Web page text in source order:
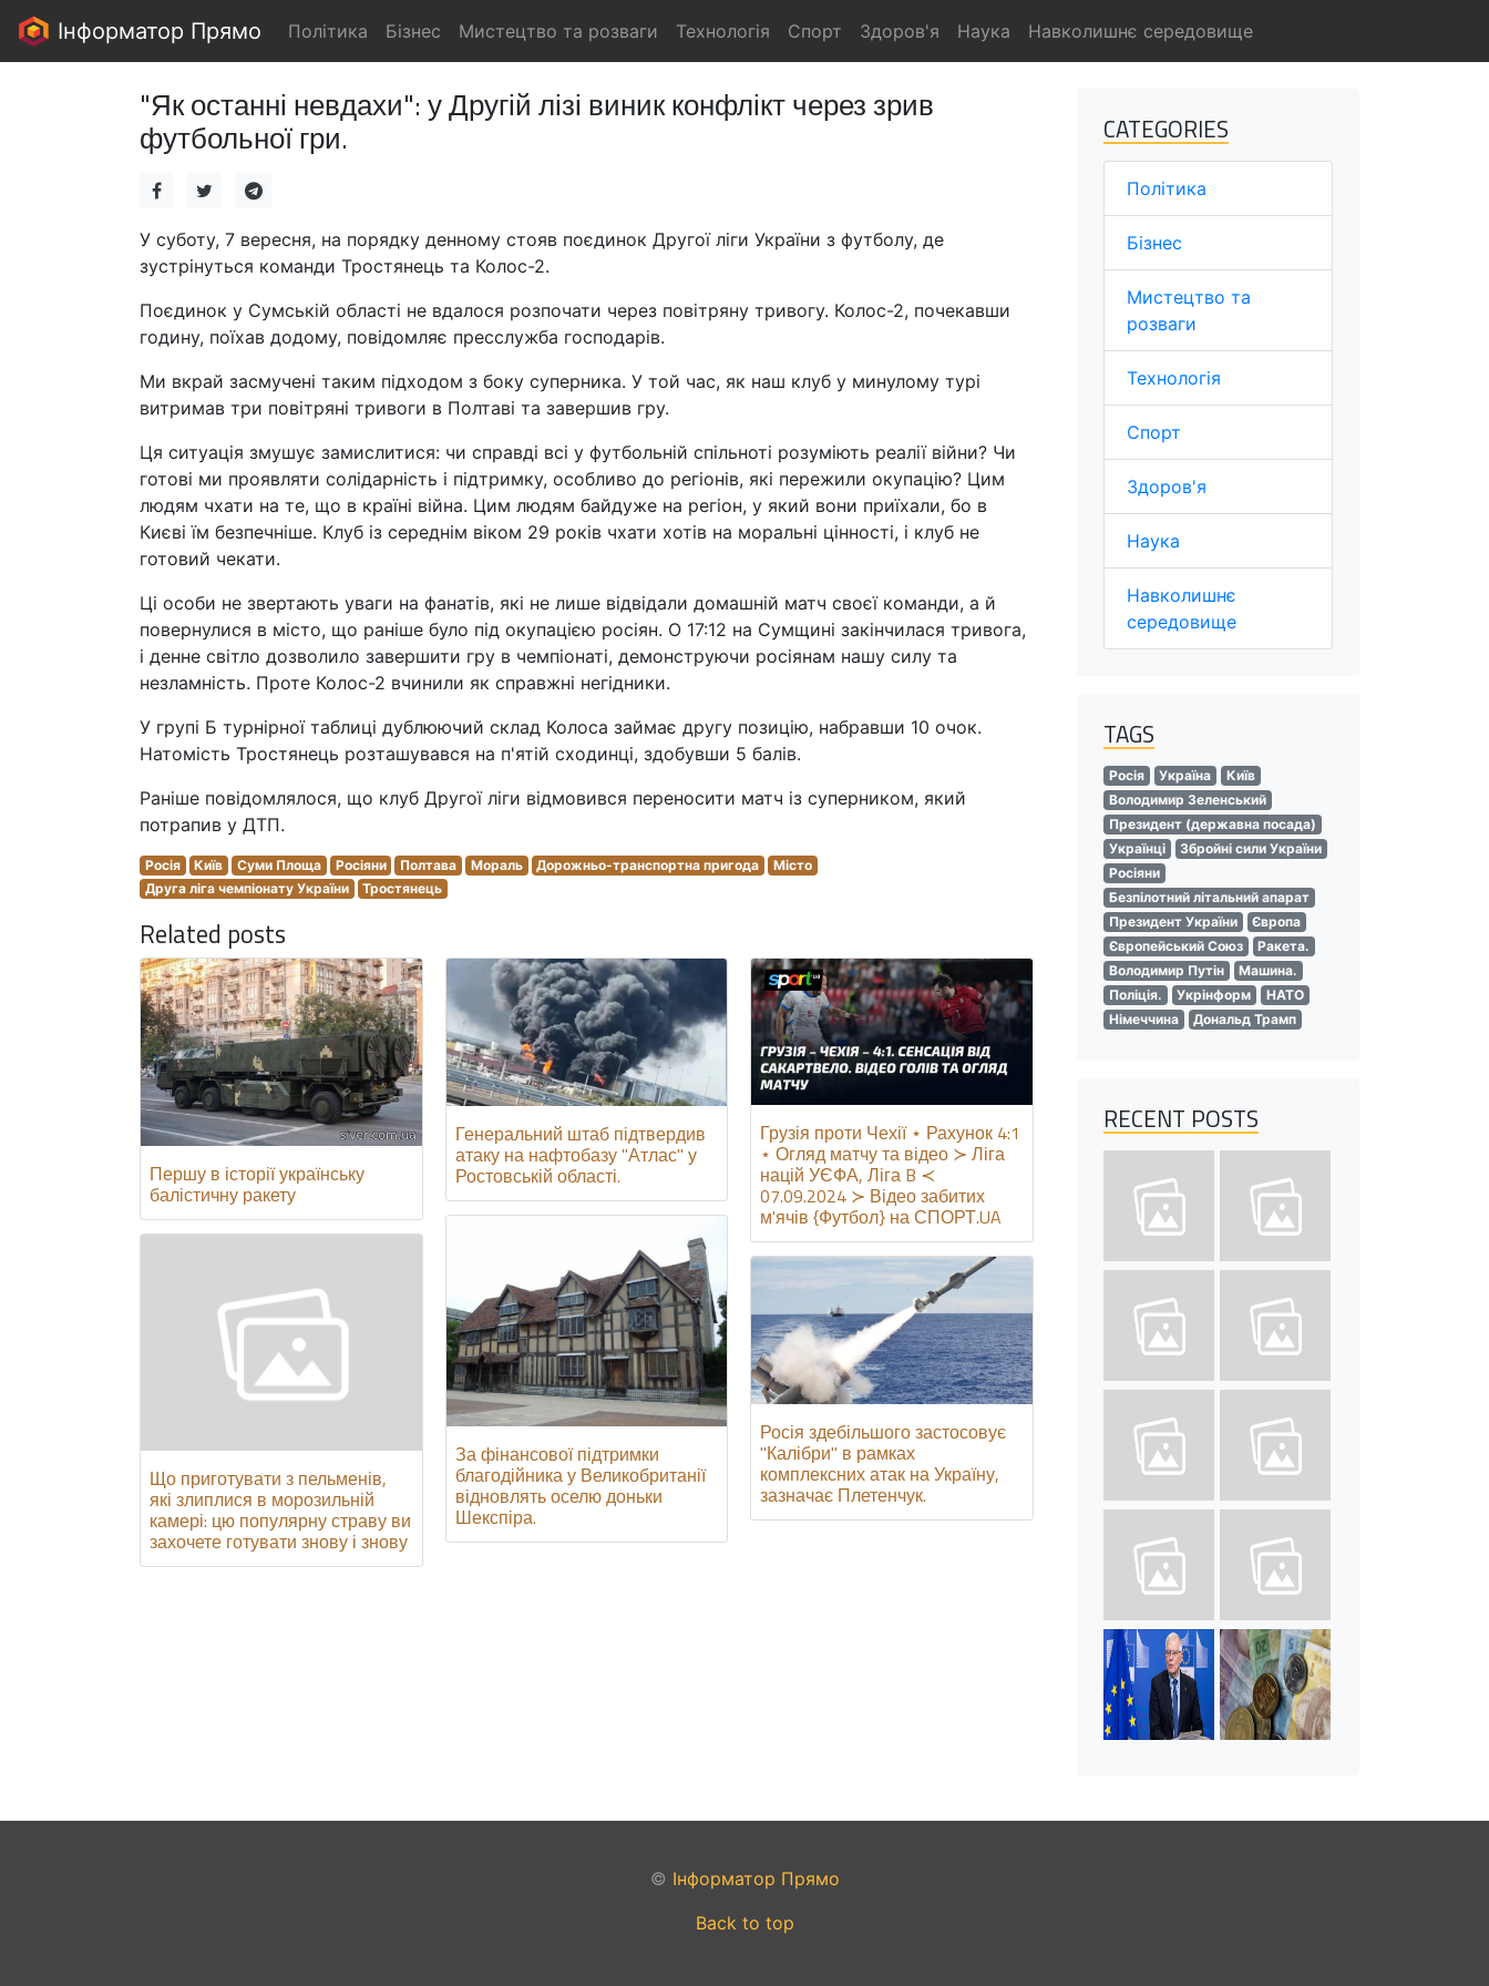
Інформатор Прямо Політика Бізнес Мистецтво та розваги Технологія Спорт Здоров'я Наука Навколишнє середовище
"Як останні невдахи": у Другій лізі виник конфлікт через зрив
футбольної гри.
У суботу, 7 вересня, на порядку денному стояв поєдинок Другої ліги України з футболу, де
зустрінуться команди Тростянець та Колос-2.
Поєдинок у Сумській області не вдалося розпочати через повітряну тривогу. Колос-2, почекавши
годину, поїхав додому, повідомляє пресслужба господарів.
Ми вкрай засмучені таким підходом з боку суперника. У той час, як наш клуб у минулому турі
витримав три повітряні тривоги в Полтаві та завершив гру.
Ця ситуація змушує замислитися: чи справді всі у футбольній спільноті розуміють реалії війни? Чи
готові ми проявляти солідарність і підтримку, особливо до регіонів, які пережили окупацію? Цим
людям чхати на те, що в країні війна. Цим людям байдуже на регіон, у який вони приїхали, бо в
Києві їм безпечніше. Клуб із середнім віком 29 років чхати хотів на моральні цінності, і клуб не
готовий чекати.
Ці особи не звертають уваги на фанатів, які не лише відвідали домашній матч своєї команди, а й
повернулися в місто, що раніше було під окупацією росіян. О 17:12 на Сумщині закінчилася тривога,
і денне світло дозволило завершити гру в чемпіонаті, демонструючи росіянам нашу силу та
незламність. Проте Колос-2 вчинили як справжні негідники.
У групі Б турнірної таблиці дублюючий склад Колоса займає другу позицію, набравши 10 очок.
Натомість Тростянець розташувався на п'ятій сходинці, здобувши 5 балів.
Раніше повідомлялося, що клуб Другої ліги відмовився переносити матч із суперником, який
потрапив у ДТП.
Росія Київ Суми Площа Росіяни Полтава Мораль Дорожньо-транспортна пригода
Місто
Друга ліга чемпіонату України
Тростянець
Related posts
Першу в історії українську
балістичну ракету
Що приготувати з пельменів,
які злиплися в морозильній
камері: цю популярну страву ви
захочете готувати знову і знову
Генеральний штаб підтвердив
атаку на нафтобазу "Атлас" у
Ростовській області.
За фінансової підтримки
благодійника у Великобританії
відновлять оселю доньки
Шекспіра.
Грузія проти Чехії ⋆ Рахунок 4:1
⋆ Огляд матчу та відео ≻ Ліга
націй УЄФА, Ліга B ≺
07.09.2024 ≻ Відео забитих
м'ячів {Футбол} на СПОРТ.UA
Росія здебільшого застосовує
"Калібри" в рамках
комплексних атак на Україну,
зазначає Плетенчук.
CATEGORIES
Політика
Бізнес
Мистецтво та
розваги
Технологія
Спорт
Здоров'я
Наука
Навколишнє
середовище
TAGS
Росія Україна
Київ
Володимир Зеленський
Президент (державна посада)
Українці
Збройні сили України
Росіяни
Безпілотний літальний апарат
Президент України
Європа
Європейський Союз
Ракета.
Володимир Путін
Машина.
Поліція.
Укрінформ
НАТО
Німеччина
Дональд Трамп
RECENT POSTS
© Інформатор Прямо
Back to top